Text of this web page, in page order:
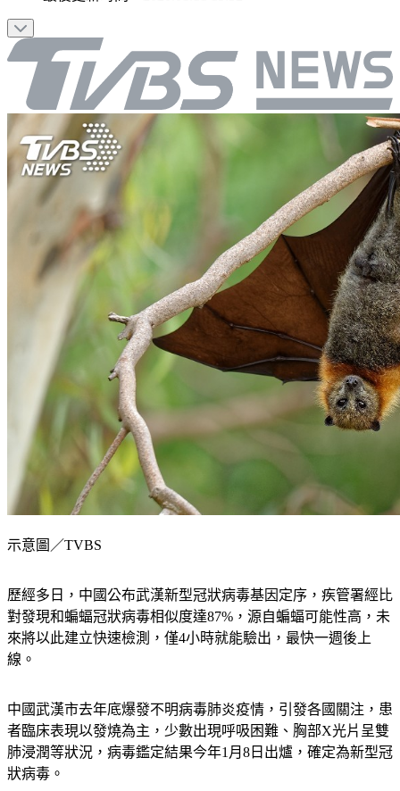
示意圖／TVBS
歷經多日，中國公布武漢新型冠狀病毒基因定序，疾管署經比
對發現和蝙蝠冠狀病毒相似度達87%，源自蝙蝠可能性高，未
來將以此建立快速檢測，僅4小時就能驗出，最快一週後上
線。
中國武漢市去年底爆發不明病毒肺炎疫情，引發各國關注，患
者臨床表現以發燒為主，少數出現呼吸困難、胸部X光片呈雙
肺浸潤等狀況，病毒鑑定結果今年1月8日出爐，確定為新型冠
狀病毒。